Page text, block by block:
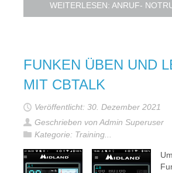
WEITERLESEN: ANRUF-
FUNKEN ÜBEN UND
MIT CBTALK
Veröffentlicht: 30. Dezember 2021
Geschrieben von Admin Superuser
Kategorie: Training...